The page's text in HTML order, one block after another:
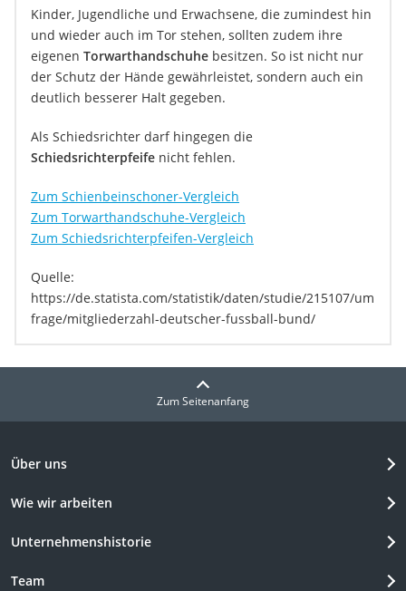
Kinder, Jugendliche und Erwachsene, die zumindest hin
und wieder auch im Tor stehen, sollten zudem ihre
eigenen Torwarthandschuhe besitzen. So ist nicht nur
der Schutz der Hände gewährleistet, sondern auch ein
deutlich besserer Halt gegeben.
Als Schiedsrichter darf hingegen die
Schiedsrichterpfeife nicht fehlen.
Zum Schienbeinschoner-Vergleich
Zum Torwarthandschuhe-Vergleich
Zum Schiedsrichterpfeifen-Vergleich
Quelle:
https://de.statista.com/statistik/daten/studie/215107/um
frage/mitgliederzahl-deutscher-fussball-bund/
Zum Seitenanfang
Über uns
Wie wir arbeiten
Unternehmenshistorie
Team